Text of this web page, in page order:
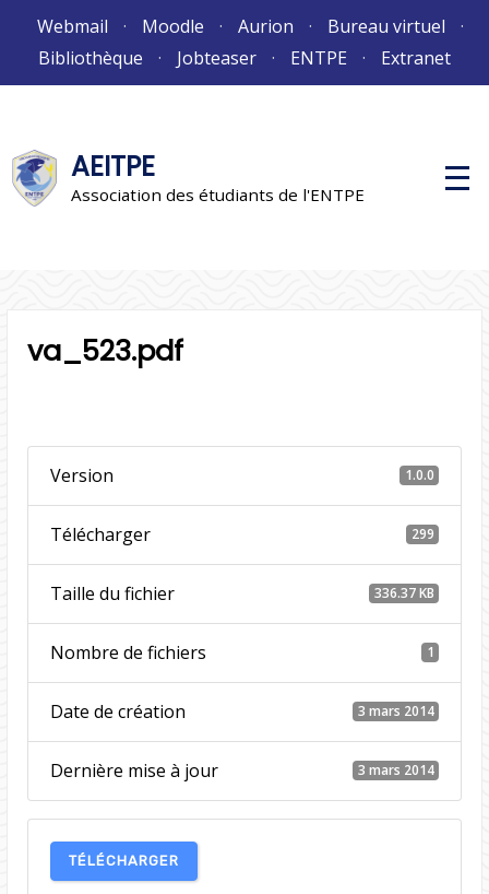
Webmail Moodle Aurion
Bureau virtuel
Bibliothèque
Jobteaser ENTPE Extranet
AEITPE
Association des étudiants de l'ENTPE
M
e
va_523.pdf
Version 1.0.0
Télécharger 299
Taille du fichier 336.37 KB
Nombre de fichiers 1
Date de création 3 mars 2014
Dernière mise à jour 3 mars 2014
TÉLÉCHARGER